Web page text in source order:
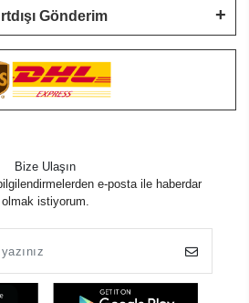
Gönderim
Bize Ulaşın
e-posta ile haberdar
olmak istiyorum.